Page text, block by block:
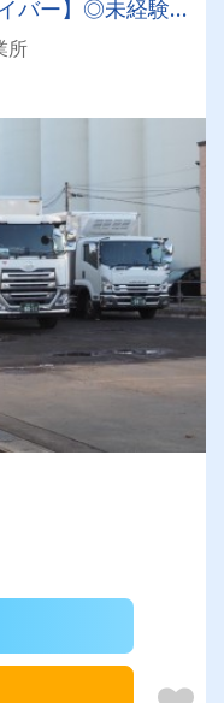
バー】◎未経験歓
3回（昨年度実
イン
所